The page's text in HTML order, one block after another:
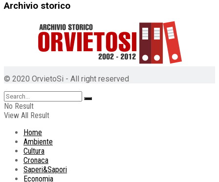
Archivio storico
© 2020 OrvietoSi - All right reserved
No Result
View All Result
Home
Ambiente
Cultura
Cronaca
Saperi&Sapori
Economia